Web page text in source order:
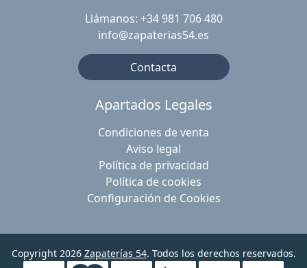
Llámanos: +34 981 706 480
info@zapaterias54.es
Contacta
Apartados Legales
Condiciones de venta
Aviso legal
Política de privacidad
Política de cookies
Configuración de Cookies
Copyright 2026 Zapaterías 54. Todos los derechos reservados.